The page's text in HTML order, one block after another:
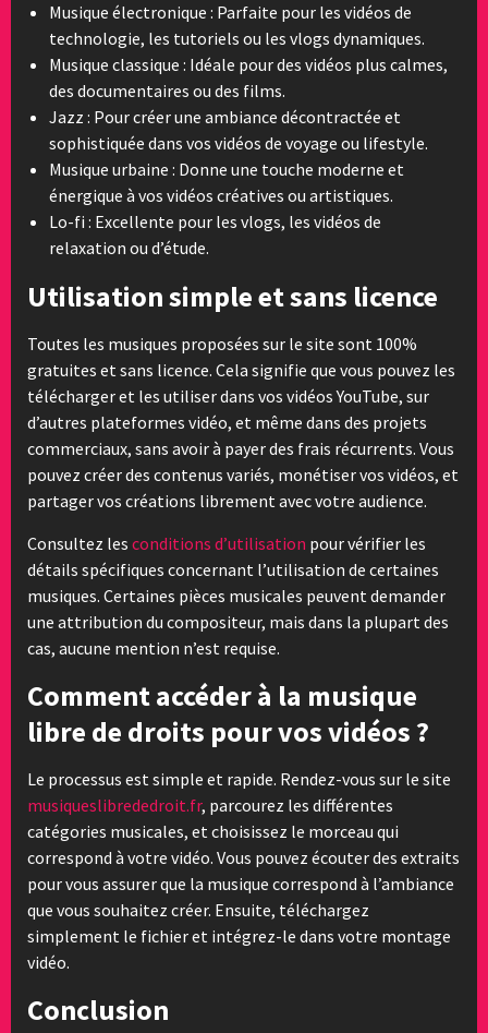
Musique électronique : Parfaite pour les vidéos de
technologie, les tutoriels ou les vlogs dynamiques.
Musique classique : Idéale pour des vidéos plus calmes,
des documentaires ou des films.
Jazz : Pour créer une ambiance décontractée et
sophistiquée dans vos vidéos de voyage ou lifestyle.
Musique urbaine : Donne une touche moderne et
énergique à vos vidéos créatives ou artistiques.
Lo-fi : Excellente pour les vlogs, les vidéos de
relaxation ou d’étude.
Utilisation simple et sans licence
Toutes les musiques proposées sur le site sont 100%
gratuites et sans licence. Cela signifie que vous pouvez les
télécharger et les utiliser dans vos vidéos YouTube, sur
d’autres plateformes vidéo, et même dans des projets
commerciaux, sans avoir à payer des frais récurrents. Vous
pouvez créer des contenus variés, monétiser vos vidéos, et
partager vos créations librement avec votre audience.
Consultez les conditions d’utilisation pour vérifier les
détails spécifiques concernant l’utilisation de certaines
musiques. Certaines pièces musicales peuvent demander
une attribution du compositeur, mais dans la plupart des
cas, aucune mention n’est requise.
Comment accéder à la musique
libre de droits pour vos vidéos ?
Le processus est simple et rapide. Rendez-vous sur le site
musiqueslibrededroit.fr, parcourez les différentes
catégories musicales, et choisissez le morceau qui
correspond à votre vidéo. Vous pouvez écouter des extraits
pour vous assurer que la musique correspond à l’ambiance
que vous souhaitez créer. Ensuite, téléchargez
simplement le fichier et intégrez-le dans votre montage
vidéo.
Conclusion